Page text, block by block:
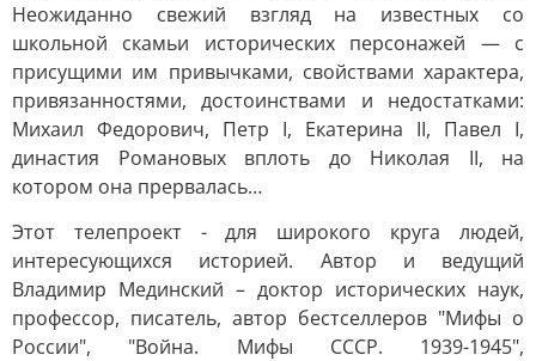
Неожиданно свежий взгляд на известных со
школьной скамьи исторических персонажей — с
присущими им привычками, свойствами характера,
привязанностями, достоинствами и недостатками:
Михаил Федорович, Петр I, Екатерина II, Павел I,
династия Романовых вплоть до Николая II, на
котором она прервалась…
Этот телепроект - для широкого круга людей,
интересующихся историей. Автор и ведущий
Владимир Мединский – доктор исторических наук,
профессор, писатель, автор бестселлеров "Мифы о
России", "Война. Мифы СССР. 1939-1945",